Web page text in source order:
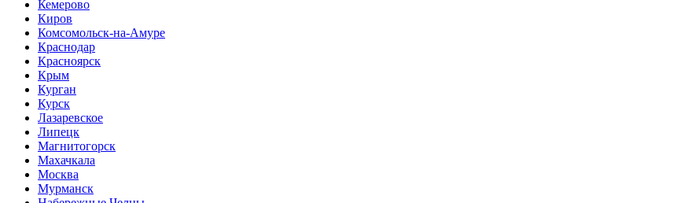
Кемерово
Киров
Комсомольск-на-Амуре
Краснодар
Красноярск
Крым
Курган
Курск
Лазаревское
Липецк
Магнитогорск
Махачкала
Москва
Мурманск